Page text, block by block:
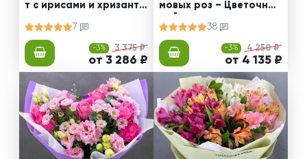
т с ирисами и хризанте
7
-3% 3 375 ₽
от 3 286 ₽
мовых роз – Цветочный
38
-3% 4 250 ₽
от 4 135 ₽